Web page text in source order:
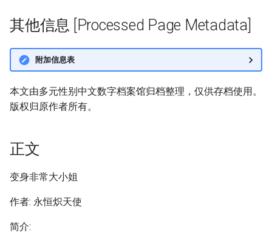
其他信息 [Processed Page Metadata]
附加信息表
本文由多元性别中文数字档案馆归档整理，仅供存档使用。
版权归原作者所有。
正文
变身非常大小姐
作者: 永恒炽天使
简介: